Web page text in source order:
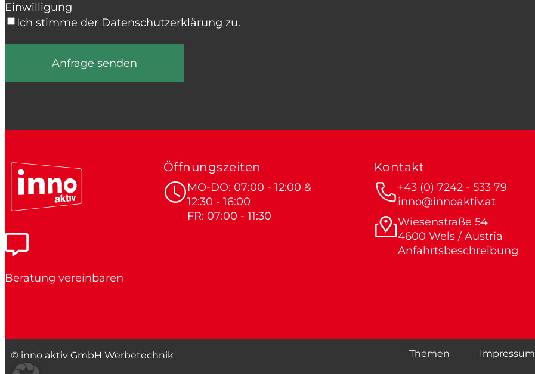
Einwilligung
Ich stimme der Datenschutzerklärung zu.
Beratung vereinbaren
Öffnungszeiten
MO-DO: 07:00 - 12:00 &
12:30 - 16:00
FR: 07:00 - 11:30
Kontakt
+43 (0) 7242 - 533 79
inno@innoaktiv.at
Wiesenstraße 54
4600 Wels / Austria
Anfahrtsbeschreibung
© inno aktiv GmbH Werbetechnik Themen Impressum